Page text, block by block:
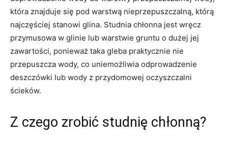
która znajduje się pod warstwą nieprzepuszczalną, którą
najczęściej stanowi glina. Studnia chłonna jest wręcz
przymusowa w glinie lub warstwie gruntu o dużej jej
zawartości, ponieważ taka gleba praktycznie nie
przepuszcza wody, co uniemożliwia odprowadzenie
deszczówki lub wody z przydomowej oczyszczalni
ścieków.
Z czego zrobić studnię chłonną?